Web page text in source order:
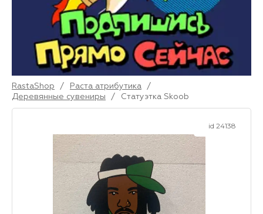
RastaShop / Раста атрибутика
/
Деревянные сувениры
/ Статуэтка Skoob
id 24138